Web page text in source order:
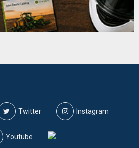
Twitter Instagram
Youtube